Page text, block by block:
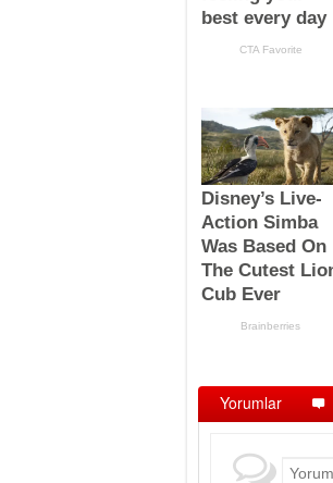
Yorumlar